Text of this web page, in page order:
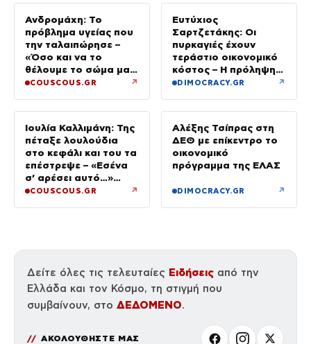
Ανδρομάχη: Το
πρόβλημα υγείας που
την ταλαιπώρησε –
«Όσο και να το
θέλουμε το σώμα μας
φωνάζει “όχι”»
COUSCOUS.GR ↗
Ευτύχιος
Σαρτζετάκης: Οι
πυρκαγιές έχουν
τεράστιο οικονομικό
κόστος – Η πρόληψη
κοστίζει λιγότερο από
DIMOCRACY.GR ↗
Ιουλία Καλλιμάνη: Της
πέταξε λουλούδια
στο κεφάλι και του τα
επέστρεψε – «Εσένα
σ’ αρέσει αυτό…»
(βίντεο)
COUSCOUS.GR ↗
Αλέξης Τσίπρας στη
ΔΕΘ με επίκεντρο το
οικονομικό
πρόγραμμα της ΕΛΑΣ
DIMOCRACY.GR ↗
Δείτε όλες τις τελευταίες Ειδήσεις από την
Ελλάδα και τον Κόσμο, τη στιγμή που
συμβαίνουν, στο ΔΕΔΟΜΕΝΟ.
ΑΚΟΛΟΥΘΗΣΤΕ ΜΑΣ